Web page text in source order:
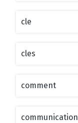
cle
cles
comment
communication